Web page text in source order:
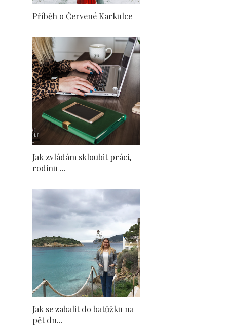
Příběh o Červené Karkulce
Jak zvládám skloubit práci,
rodinu ...
Jak se zabalit do batůžku na
pět dn...